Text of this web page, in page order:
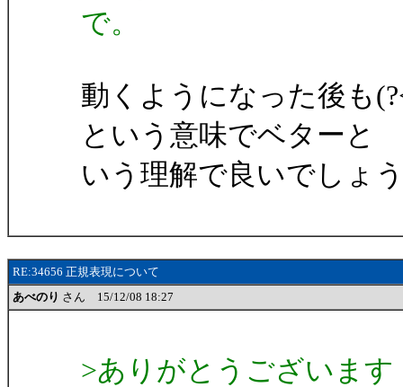
で。
動くようになった後も
という意味でベターと
いう理解で良いでしょ
RE:34656 正規表現について
あべのり さん 15/12/08 18:27
>ありがとうございま